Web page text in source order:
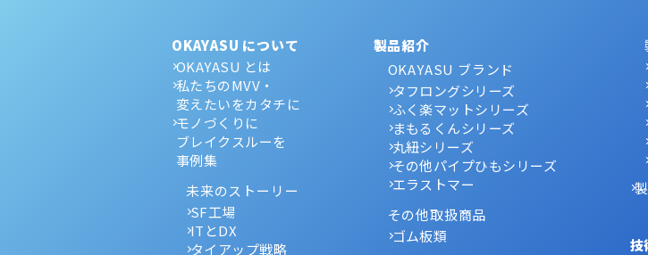
OKAYASU について
OKAYASU とは
私たちのMVV・
変えたいをカタチに
モノづくりに
ブレイクスルーを
事例集
未来のストーリー
SF工場
ITとDX
タイアップ戦略
製品紹介
OKAYASU ブランド
タフロングシリーズ
ふく楽マットシリーズ
まもるくんシリーズ
丸紐シリーズ
その他パイプひもシリーズ
エラストマー
その他取扱商品
ゴム板類
技